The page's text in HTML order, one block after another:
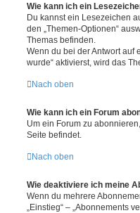
Wie kann ich ein
Du kannst ein Lesezeichen
den „Themen-Optionen“
Themas befinden.
Wenn du bei der Antwort auf
wurde“ aktivierst, wird das
Nach oben
Wie kann ich ein Forum
Um ein Forum zu
Seite befindet.
Nach oben
Wie deaktiviere ich meine
Wenn du mehrere
„Einstieg“ – „Abonnements